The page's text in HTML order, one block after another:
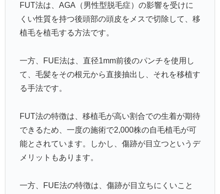
FUT法は、AGA（男性型脱毛症）の影響を受けに
くい性質を持つ後頭部の頭皮をメスで切除して、移
植毛を植毛する方法です。
一方、FUE法は、直径1mm前後のパンチを使用し
て、毛髪をその根元から直接抽出し、それを移植す
る手法です。
FUT法の特徴は、移植毛が高い割合での生着が期待
できるため、一度の施術で2,000株の自毛植毛が可
能とされています。しかし、傷跡が目立つというデ
メリットもあります。
一方、FUE法の特徴は、傷跡が目立ちにくいこと